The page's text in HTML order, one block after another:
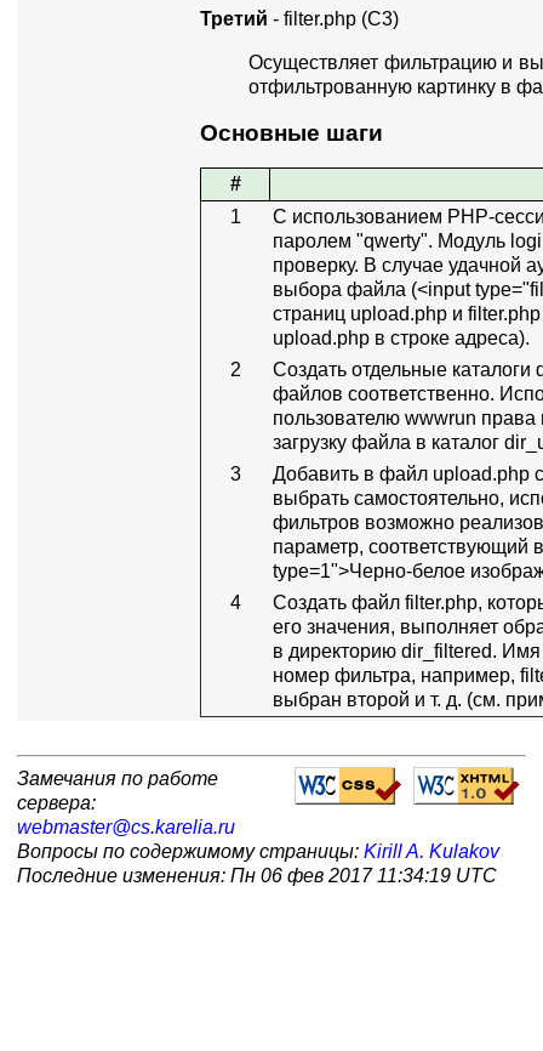
Третий - filter.php (С3)
Осуществляет фильтрацию и
отфильтрованную картинку в
Основные шаги
#
1
С использованием PHP-
паролем "qwerty". Модуль
проверку. В случае удачной
выбора файла (<input
страниц upload.php и
upload.php в строке адреса).
2
Создать отдельные
файлов соответственно.
пользователю wwwrun
загрузку файла в каталог
3
Добавить в файл upload.php
выбрать самостоятельно,
фильтров возможно
параметр, соответствующий
type=1">Черно-белое
4
Создать файл filter.php,
его значения, выполняет
в директорию dir_filtered.
номер фильтра, например,
выбран второй и т. д. (см.
Замечания по работе
сервера:
webmaster@cs.karelia.ru
Вопросы по содержимому страницы: Kirill A. Kulakov
Последние изменения: Пн 06 фев 2017 11:34:19 UTC